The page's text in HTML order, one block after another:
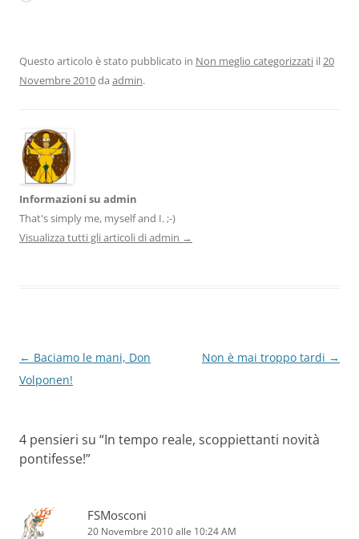
Questo articolo è stato pubblicato in Non meglio categorizzati il20
Novembre 2010da admin.
Informazioni su admin
That's simply me, myself and I. ;-)
Visualizza tutti gli articoli di admin →
Navigazione
articolo
← Baciamo le mani, Don
Volponen!
Non è mai troppo tardi →
4 pensieri su “In tempo reale, scoppiettanti novità
pontifesse!”
FSMosconi
20 Novembre 2010 alle 10:24 AM